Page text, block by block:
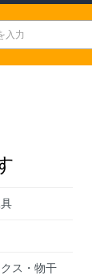
ス・物干